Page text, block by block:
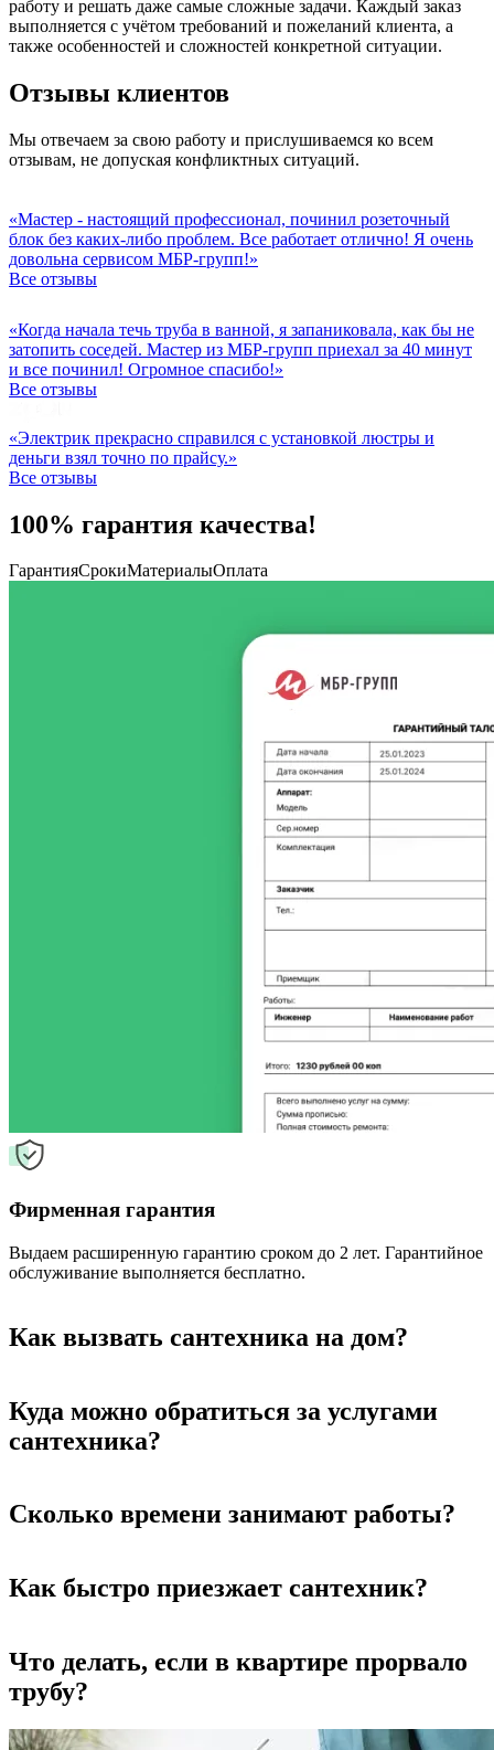
работу и решать даже самые сложные задачи. Каждый заказ
выполняется с учётом требований и пожеланий клиента, а
также особенностей и сложностей конкретной ситуации.
Отзывы клиентов
Мы отвечаем за свою работу и прислушиваемся ко всем
отзывам, не допуская конфликтных ситуаций.
«Мастер - настоящий профессионал, починил розеточный
блок без каких-либо проблем. Все работает отлично! Я очень
довольна сервисом МБР-групп!»
Все отзывы
«Когда начала течь труба в ванной, я запаниковала, как бы не
затопить соседей. Мастер из МБР-групп приехал за 40 минут
и все починил! Огромное спасибо!»
Все отзывы
«Электрик прекрасно справился с установкой люстры и
деньги взял точно по прайсу.»
Все отзывы
100% гарантия качества!
ГарантияСрокиМатериалыОплата
Фирменная гарантия
Выдаем расширенную гарантию сроком до 2 лет. Гарантийное
обслуживание выполняется бесплатно.
Как вызвать сантехника на дом?
Куда можно обратиться за услугами
сантехника?
Сколько времени занимают работы?
Как быстро приезжает сантехник?
Что делать, если в квартире прорвало
трубу?